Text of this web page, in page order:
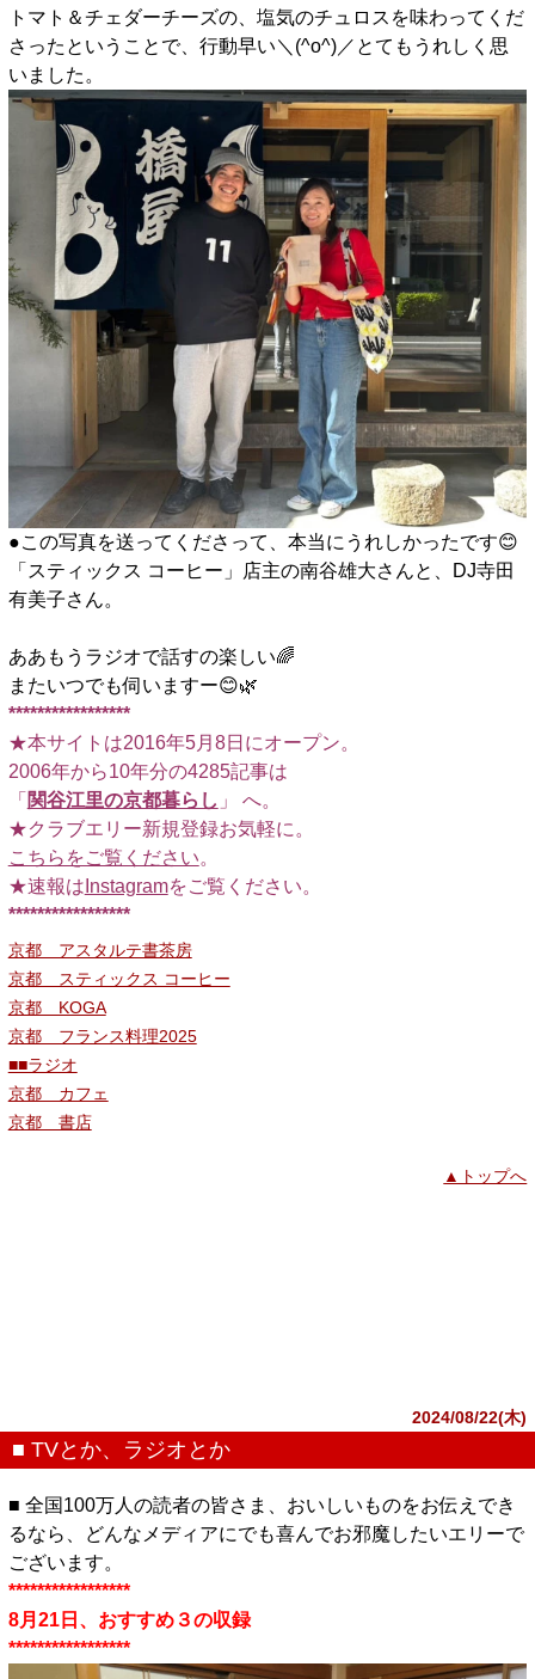
トマト＆チェダーチーズの、塩気のチュロスを味わってくだ
さったということで、行動早い＼(^o^)／とてもうれしく思
いました。
●この写真を送ってくださって、本当にうれしかったです😊
「スティックス コーヒー」店主の南谷雄大さんと、DJ寺田
有美子さん。
ああもうラジオで話すの楽しい🌈
またいつでも伺いますー😊🌿
*****************
★本サイトは2016年5月8日にオープン。
2006年から10年分の4285記事は
「 関谷江里の京都暮らし 」 へ。
★クラブエリー新規登録お気軽に。
こちらをご覧ください。
★速報は Instagramをご覧ください。
*****************
京都 アスタルテ書茶房
京都 スティックス コーヒー
京都 KOGA
京都 フランス料理2025
■■ラジオ
京都 カフェ
京都 書店
▲トップへ
2024/08/22(木)
■ TVとか、ラジオとか
■ 全国100万人の読者の皆さま、おいしいものをお伝えでき
るなら、どんなメディアにでも喜んでお邪魔したいエリーで
ございます。
*****************
8月21日、おすすめ３の収録
*****************